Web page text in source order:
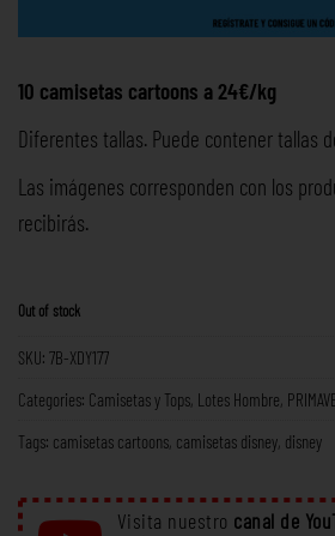
10 camisetas cartoons a 24€/kg
Diferentes tallas. Puede contener tallas
Las imágenes corresponden con los
recibirás.
Out of stock
SKU: 7B-XDY177
Categories: Camisetas y Tops Lotes Hombre
Tags: camisetas cartoons camisetas disney disney
Visita nuestro canal de